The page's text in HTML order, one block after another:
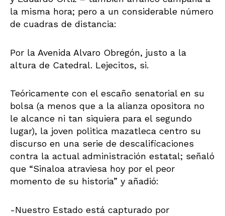
la misma hora; pero a un considerable número
de cuadras de distancia:
Por la Avenida Alvaro Obregón, justo a la
altura de Catedral. Lejecitos, si.
Teóricamente con el escaño senatorial en su
bolsa (a menos que a la alianza opositora no
le alcance ni tan siquiera para el segundo
lugar), la joven politica mazatleca centro su
discurso en una serie de descalificaciones
contra la actual administración estatal; señaló
que “Sinaloa atraviesa hoy por el peor
momento de su historia” y añadió:
-Nuestro Estado está capturado por